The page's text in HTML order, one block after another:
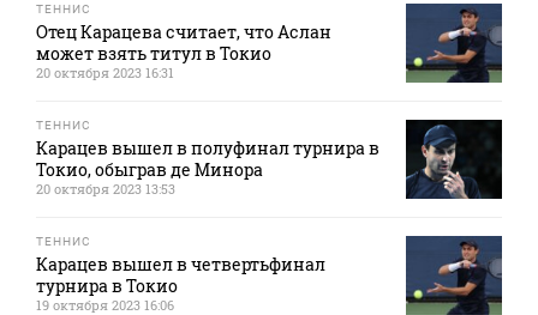
ТЕННИС
Отец Карацева считает, что Аслан
может взять титул в Токио
20 октября 2023 16:31
ТЕННИС
Карацев вышел в полуфинал турнира в
Токио, обыграв де Минора
20 октября 2023 13:53
ТЕННИС
Карацев вышел в четвертьфинал
турнира в Токио
19 октября 2023 16:06